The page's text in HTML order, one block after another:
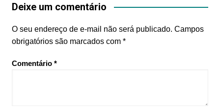
Deixe um comentário
O seu endereço de e-mail não será publicado. Campos
obrigatórios são marcados com *
Comentário *